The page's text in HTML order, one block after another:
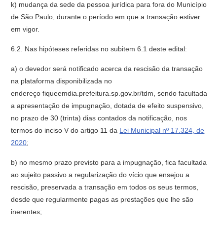
k) mudança da sede da pessoa jurídica para fora do Município
de São Paulo, durante o período em que a transação estiver
em vigor.
6.2. Nas hipóteses referidas no subitem 6.1 deste edital:
a) o devedor será notificado acerca da rescisão da transação
na plataforma disponibilizada no
endereço fiqueemdia.prefeitura.sp.gov.br/tdm, sendo facultada
a apresentação de impugnação, dotada de efeito suspensivo,
no prazo de 30 (trinta) dias contados da notificação, nos
termos do inciso V do artigo 11 da Lei Municipal nº 17.324, de
2020;
b) no mesmo prazo previsto para a impugnação, fica facultada
ao sujeito passivo a regularização do vício que ensejou a
rescisão, preservada a transação em todos os seus termos,
desde que regularmente pagas as prestações que lhe são
inerentes;